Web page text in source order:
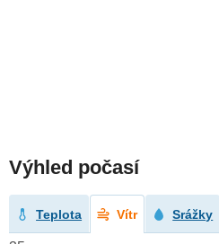
Výhled počasí
Teplota Vítr Srážky